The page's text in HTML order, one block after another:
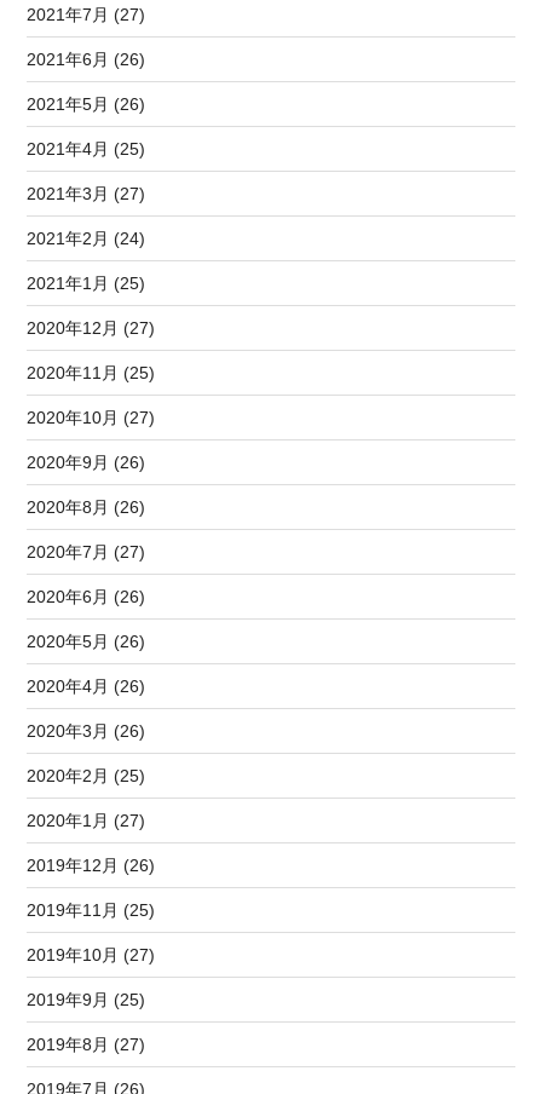
2021年7月 (27)
2021年6月 (26)
2021年5月 (26)
2021年4月 (25)
2021年3月 (27)
2021年2月 (24)
2021年1月 (25)
2020年12月 (27)
2020年11月 (25)
2020年10月 (27)
2020年9月 (26)
2020年8月 (26)
2020年7月 (27)
2020年6月 (26)
2020年5月 (26)
2020年4月 (26)
2020年3月 (26)
2020年2月 (25)
2020年1月 (27)
2019年12月 (26)
2019年11月 (25)
2019年10月 (27)
2019年9月 (25)
2019年8月 (27)
2019年7月 (26)